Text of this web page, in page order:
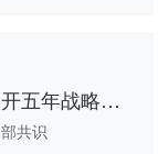
五年战略规
共识